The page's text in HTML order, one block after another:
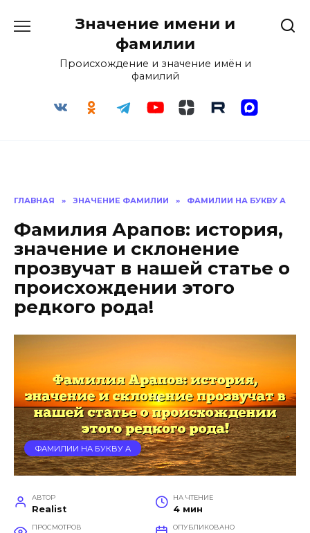
Значение имени и
фамилии
Происхождение и значение имён и
фамилий
ГЛАВНАЯ » ЗНАЧЕНИЕ ФАМИЛИИ » ФАМИЛИИ НА БУКВУ А
Фамилия Арапов: история,
значение и склонение
прозвучат в нашей статье о
происхождении этого
редкого рода!
ФАМИЛИИ НА БУКВУ А
АВТОР
Realist
НА ЧТЕНИЕ
4 мин
ПРОСМОТРОВ ОПУБЛИКОВАНО